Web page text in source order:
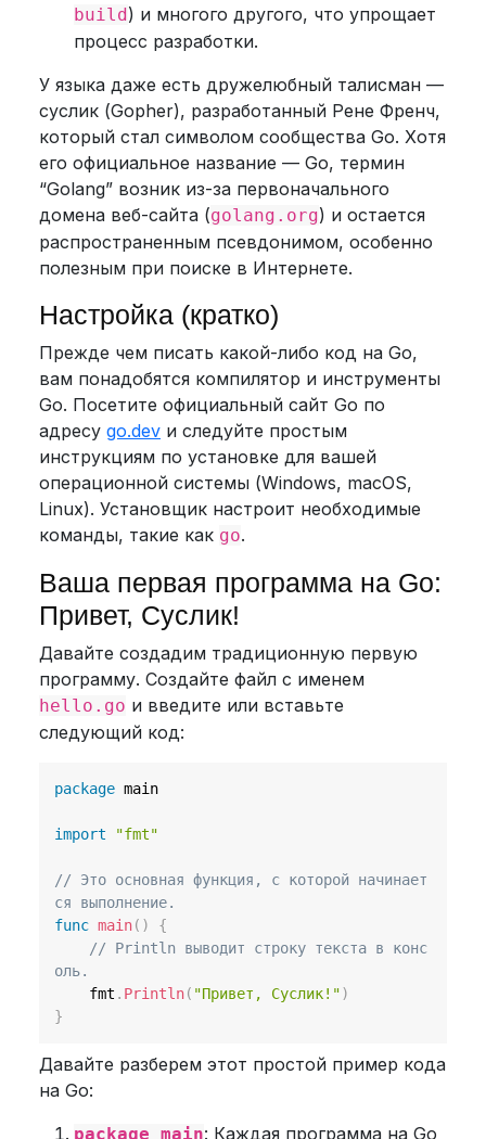
build) и многого другого, что упрощает
процесс разработки.
У языка даже есть дружелюбный талисман —
суслик (Gopher), разработанный Рене Френч,
который стал символом сообщества Go. Хотя
его официальное название — Go, термин
“Golang” возник из-за первоначального
домена веб-сайта (golang.org) и остается
распространенным псевдонимом, особенно
полезным при поиске в Интернете.
Настройка (кратко)
Прежде чем писать какой-либо код на Go,
вам понадобятся компилятор и инструменты
Go. Посетите официальный сайт Go по
адресу go.dev и следуйте простым
инструкциям по установке для вашей
операционной системы (Windows, macOS,
Linux). Установщик настроит необходимые
команды, такие как go.
Ваша первая программа на Go:
Привет, Суслик!
Давайте создадим традиционную первую
программу. Создайте файл с именем
hello.go и введите или вставьте
следующий код:
package main
import "fmt"
// Это основная функция, с которой начинает
ся выполнение.
func main( )
{
// Println выводит строку текста в конс
оль.
    fmt
. Println( "Привет, Суслик!")
}
Давайте разберем этот простой пример кода
на Go:
package main: Каждая программа на Go